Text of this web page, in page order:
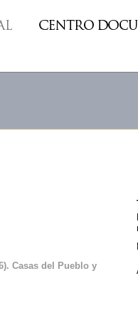
Casas del Pueblo y